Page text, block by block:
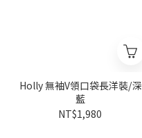
Holly 無袖V領口袋長洋裝/深
藍
NT$1,980